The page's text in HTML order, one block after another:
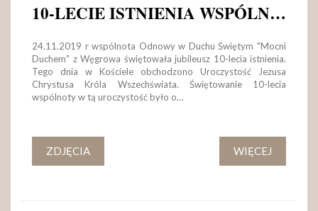
10-LECIE ISTNIENIA WSPÓLNOTY ODNOWY W DUCHU ŚWIĘTYM
24.11.2019 r wspólnota Odnowy w Duchu Świętym "Mocni
Duchem" z Węgrowa świętowała jubileusz 10-lecia istnienia.
Tego dnia w Kościele obchodzono Uroczystość Jezusa
Chrystusa Króla Wszechświata. Świętowanie 10-lecia
wspólnoty w tą uroczystość było o…
WIĘCEJ
ZDJĘCIA